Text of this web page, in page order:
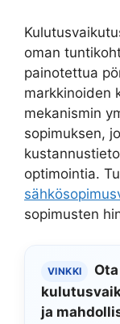
oman
painotettua
markkinoiden
mekanismin
sopimuksen,
optimointia.
sopimusten
VINKKI
ja